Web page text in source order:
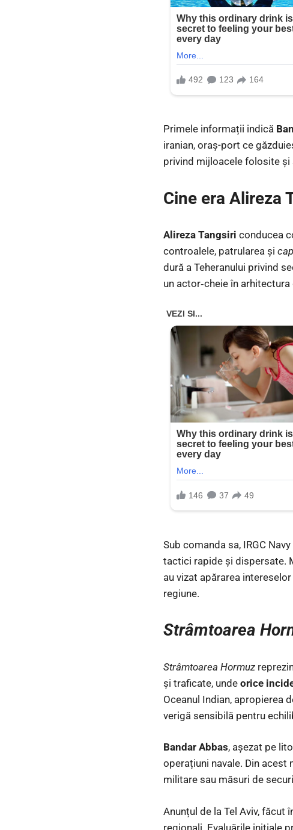
Primele informații indică
iranian, oraș-port ce
privind mijloacele folosite și
Cine era Alireza
Alireza Tangsiri conducea
controalele, patrularea și
dură a Teheranului privind
un actor‑cheie în
Sub comanda sa, IRGC
tactici rapide și dispersate.
au vizat apărarea
regiune.
Strâmtoarea
Strâmtoarea Hormuz
și traficate, unde orice
Oceanul Indian, apropierea
verigă sensibilă pentru
Bandar Abbas, așezat pe
operațiuni navale. Din
militare sau măsuri de
Anunțul de la Tel Aviv, făcut
regionali. Evaluările inițiale